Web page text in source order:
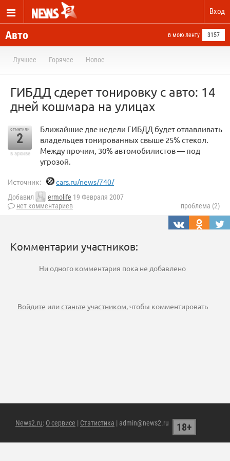
Вход
Авто в мою ленту 3157
Лучшее Горячее Новое
ГИБДД сдерет тонировку с авто: 14
дней кошмара на улицах
отметили
2
в архиве
Ближайшие две недели ГИБДД будет отлавливать
владельцев тонированных свыше 25% стекол.
Между прочим, 30% автомобилистов — под
угрозой.
Источник: cars.ru/news/740/
Добавил ermolife 19 Февраля 2007
нет комментариев
проблема (2)
Комментарии участников:
Ни одного комментария пока не добавлено
Войдите илистаньте участником, чтобы комментировать
News2.ru: О сервисе | Статистика | admin@news2.ru 18+